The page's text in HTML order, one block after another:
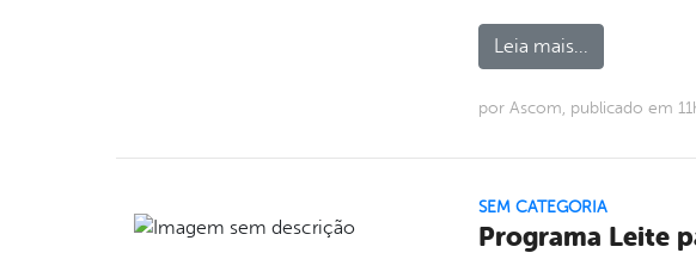
Leia mais...
por Ascom, publicado em
SEM CATEGORIA
Programa Leite